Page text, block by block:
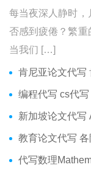
每当夜深人静时，
否感到疲倦？繁重
当我们 […]
肯尼亚论文代写 肯
编程代写 cs代
新加坡论文代写
教育论文代写
代写数理